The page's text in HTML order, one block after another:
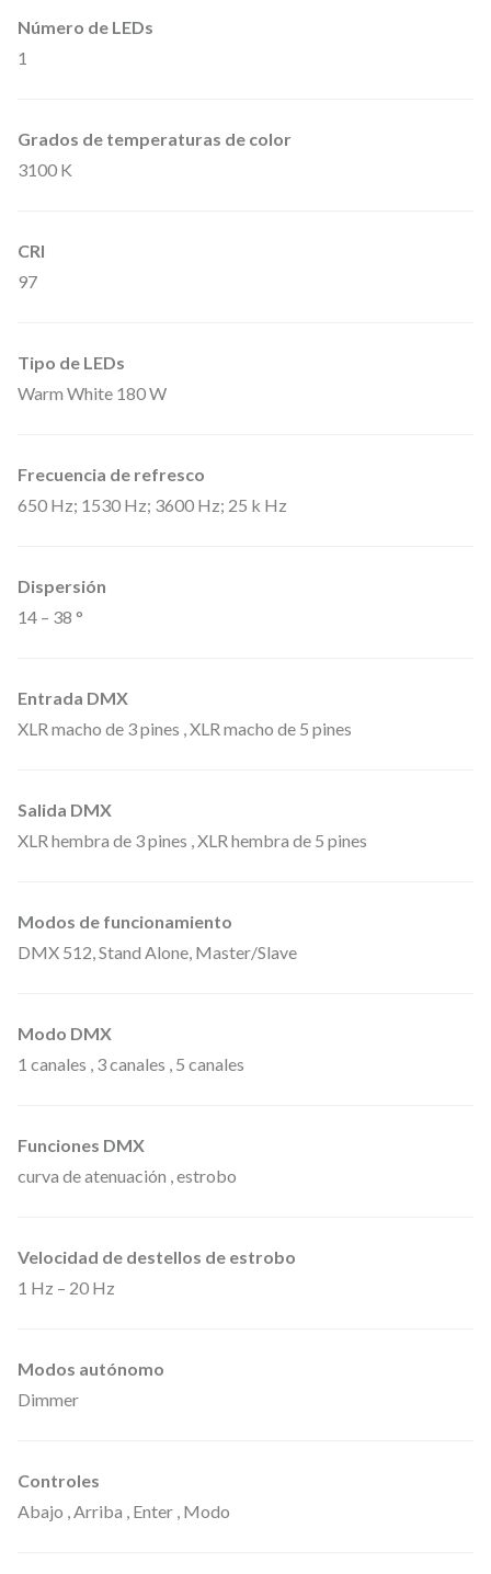
o
i
0
0
8
0
t
s
e
c
a
n
e
a
n
t
d
a
Número de LEDs
1
Grados de temperaturas de color
3100 K
CRI
97
Tipo de LEDs
Warm White 180 W
Frecuencia de refresco
650 Hz; 1530 Hz; 3600 Hz; 25 k Hz
Dispersión
14 – 38 °
Entrada DMX
XLR macho de 3 pines , XLR macho de 5 pines
Salida DMX
XLR hembra de 3 pines , XLR hembra de 5 pines
Modos de funcionamiento
DMX 512, Stand Alone, Master/Slave
Modo DMX
1 canales , 3 canales , 5 canales
Funciones DMX
curva de atenuación , estrobo
Velocidad de destellos de estrobo
1 Hz – 20 Hz
Modos autónomo
Dimmer
Controles
Abajo , Arriba , Enter , Modo